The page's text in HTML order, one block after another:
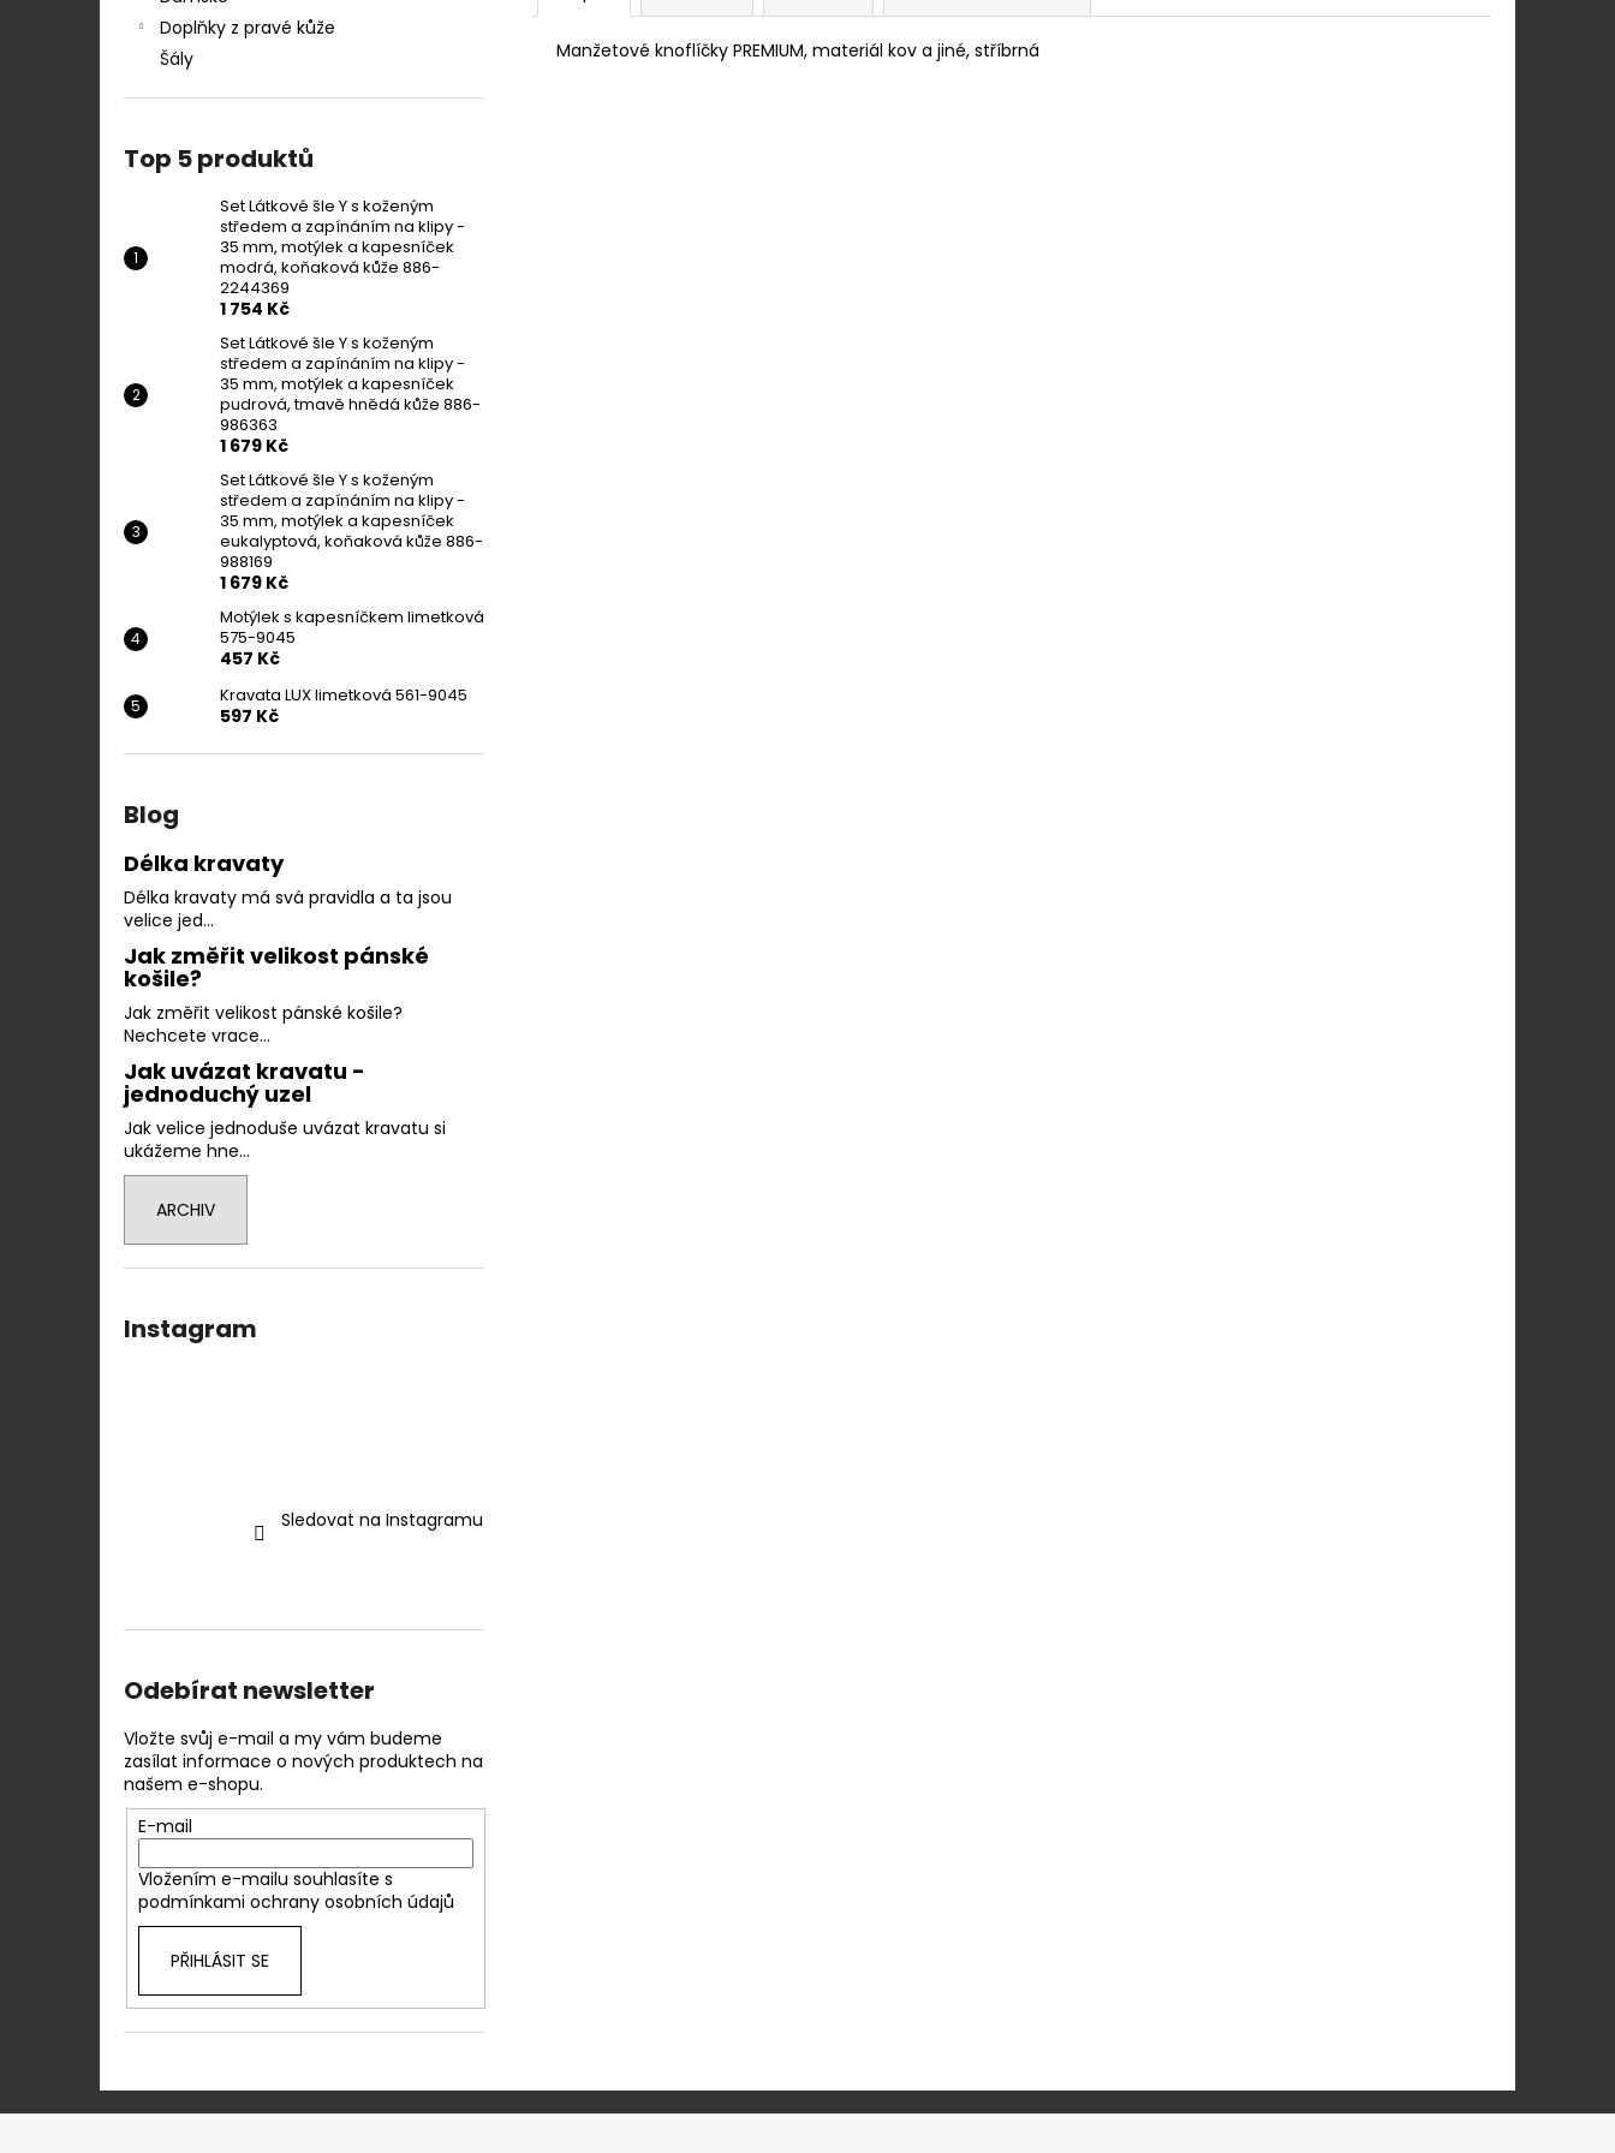
Doplňky z pravé kůže
Šály
Top 5 produktů
Set Látkové šle Y s koženým
středem a zapínáním na klipy -
35 mm, motýlek a kapesníček
modrá, koňaková kůže 886-
2244369
1 754 Kč
Set Látkové šle Y s koženým
středem a zapínáním na klipy -
35 mm, motýlek a kapesníček
pudrová, tmavě hnědá kůže 886-
986363
1 679 Kč
Set Látkové šle Y s koženým
středem a zapínáním na klipy -
35 mm, motýlek a kapesníček
eukalyptová, koňaková kůže 886-
988169
1 679 Kč
Motýlek s kapesníčkem limetková
575-9045
457 Kč
Kravata LUX limetková 561-9045
597 Kč
Blog
Délka kravaty
Délka kravaty má svá pravidla a ta jsou
velice jed...
Jak změřit velikost pánské
košile?
Jak změřit velikost pánské košile?
Nechcete vrace...
Jak uvázat kravatu -
jednoduchý uzel
Jak velice jednoduše uvázat kravatu si
ukážeme hne...
ARCHIV
Instagram
Sledovat na Instagramu
Odebírat newsletter
Vložte svůj e-mail a my vám budeme
zasílat informace o nových produktech na
našem e-shopu.
E-mail
Vložením e-mailu souhlasíte s
podmínkami ochrany osobních údajů
PŘIHLÁSIT SE
Manžetové knoflíčky PREMIUM, materiál kov a jiné, stříbrná